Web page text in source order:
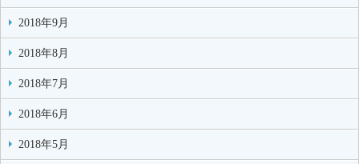
2018年9月
2018年8月
2018年7月
2018年6月
2018年5月